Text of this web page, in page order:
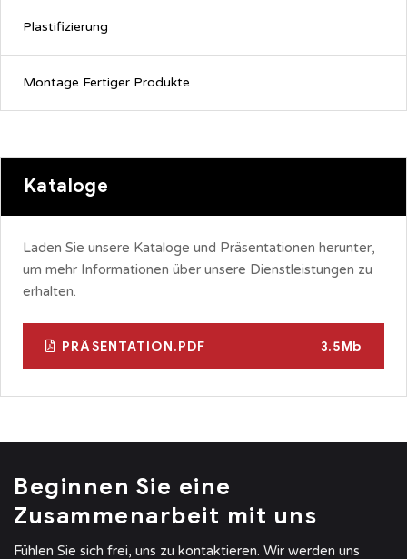
Plastifizierung
Montage Fertiger Produkte
Kataloge
Laden Sie unsere Kataloge und Präsentationen herunter,
um mehr Informationen über unsere Dienstleistungen zu
erhalten.
PRÄSENTATION.PDF 3.5Mb
Beginnen Sie eine
Zusammenarbeit mit uns
Fühlen Sie sich frei, uns zu kontaktieren. Wir werden uns